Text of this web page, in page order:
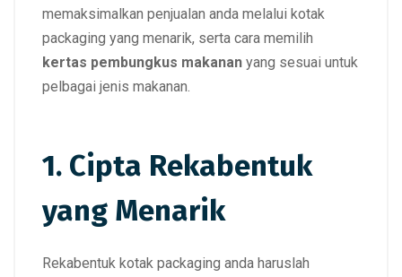
memaksimalkan penjualan anda melalui kotak
packaging yang menarik, serta cara memilih
kertas pembungkus makanan yang sesuai untuk
pelbagai jenis makanan.
1. Cipta Rekabentuk
yang Menarik
Rekabentuk kotak packaging anda haruslah